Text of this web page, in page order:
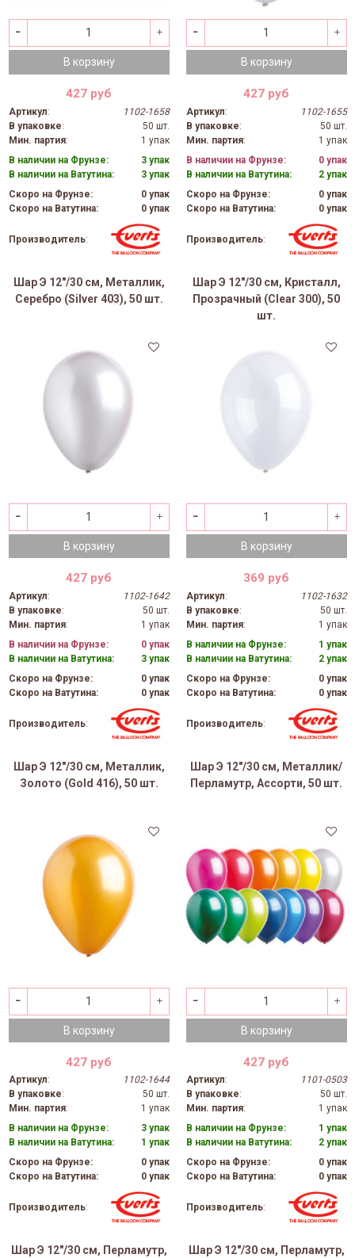
В корзину
427 руб
Артикул:
1102-1658
В упаковке:
50 шт.
Мин. партия:
1 упак
В наличии на Фрунзе:
3 упак
В наличии на Ватутина:
3 упак
Скоро на Фрунзе:
0 упак
Скоро на Ватутина:
0 упак
Производитель:
В корзину
427 руб
Артикул:
1102-1655
В упаковке:
50 шт.
Мин. партия:
1 упак
В наличии на Фрунзе:
0 упак
В наличии на Ватутина:
2 упак
Скоро на Фрунзе:
0 упак
Скоро на Ватутина:
0 упак
Производитель:
Шар Э 12"/30 см, Металлик,
Серебро (Silver 403), 50 шт.
В корзину
427 руб
Артикул:
1102-1642
В упаковке:
50 шт.
Мин. партия:
1 упак
В наличии на Фрунзе:
0 упак
В наличии на Ватутина:
3 упак
Скоро на Фрунзе:
0 упак
Скоро на Ватутина:
0 упак
Производитель:
Шар Э 12"/30 см, Кристалл,
Прозрачный (Clear 300), 50
шт.
В корзину
369 руб
Артикул:
1102-1632
В упаковке:
50 шт.
Мин. партия:
1 упак
В наличии на Фрунзе:
1 упак
В наличии на Ватутина:
2 упак
Скоро на Фрунзе:
0 упак
Скоро на Ватутина:
0 упак
Производитель:
Шар Э 12"/30 см, Металлик,
Золото (Gold 416), 50 шт.
В корзину
427 руб
Артикул:
1102-1644
В упаковке:
50 шт.
Мин. партия:
1 упак
В наличии на Фрунзе:
3 упак
В наличии на Ватутина:
1 упак
Скоро на Фрунзе:
0 упак
Скоро на Ватутина:
0 упак
Производитель:
Шар Э 12"/30 см, Металлик/
Перламутр, Ассорти, 50 шт.
В корзину
427 руб
Артикул:
1101-0503
В упаковке:
50 шт.
Мин. партия:
1 упак
В наличии на Фрунзе:
1 упак
В наличии на Ватутина:
2 упак
Скоро на Фрунзе:
0 упак
Скоро на Ватутина:
0 упак
Производитель:
Шар Э 12"/30 см, Перламутр,
Шар Э 12"/30 см, Перламутр,